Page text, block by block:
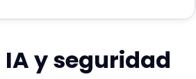
y seguridad